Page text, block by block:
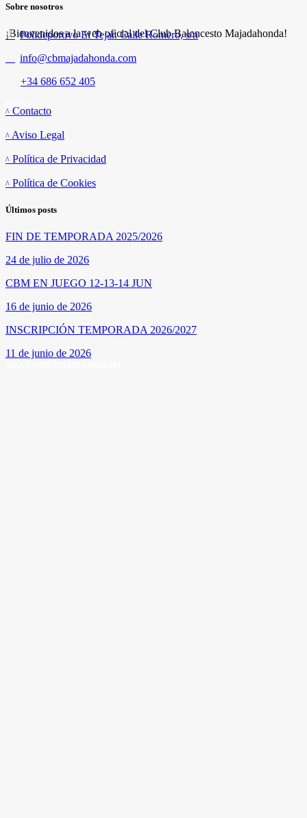
Sobre nosotros
¡Bienvenidos a la web oficial del Club Baloncesto Majadahonda!
Polideportivo El Tejar. Calle Romero, s/n
info@cbmajadahonda.com
+34 686 652 405
Contacto
Aviso Legal
Política de Privacidad
Política de Cookies
Últimos posts
FIN DE TEMPORADA 2025/2026
24 de julio de 2026
CBM EN JUEGO 12-13-14 JUN
16 de junio de 2026
INSCRIPCIÓN TEMPORADA 2026/2027
11 de junio de 2026